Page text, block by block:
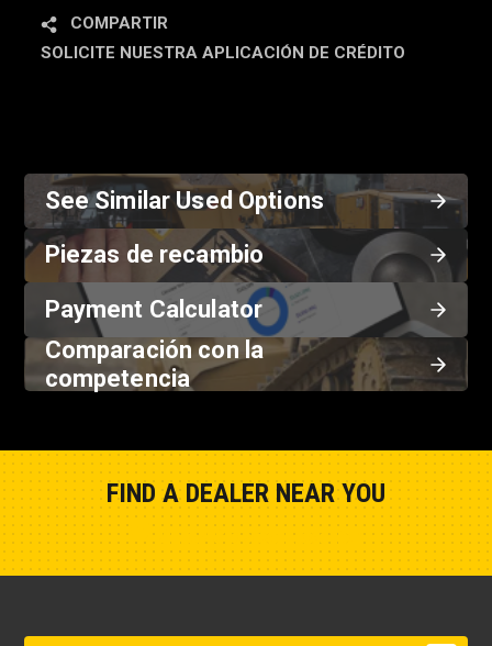
COMPARTIR
SOLICITE NUESTRA APLICACIÓN DE CRÉDITO
See Similar Used Options
Piezas de recambio
Payment Calculator
Comparación con la
competencia
FIND A DEALER NEAR YOU